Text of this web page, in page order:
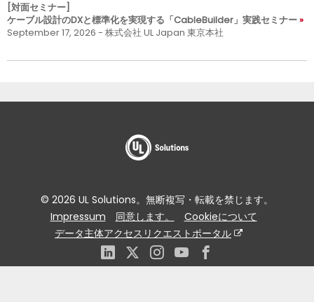
[対面セミナー]
ケーブル設計のDXと標準化を実現する「CableBuilder」実践セミナー
September 17, 2026 - 株式会社 UL Japan 東京本社
© 2026 UL Solutions。無断複写・転載を禁じます。
Impressum
同意します。
Cookieについて
データ主体アクセスリクエストポータル